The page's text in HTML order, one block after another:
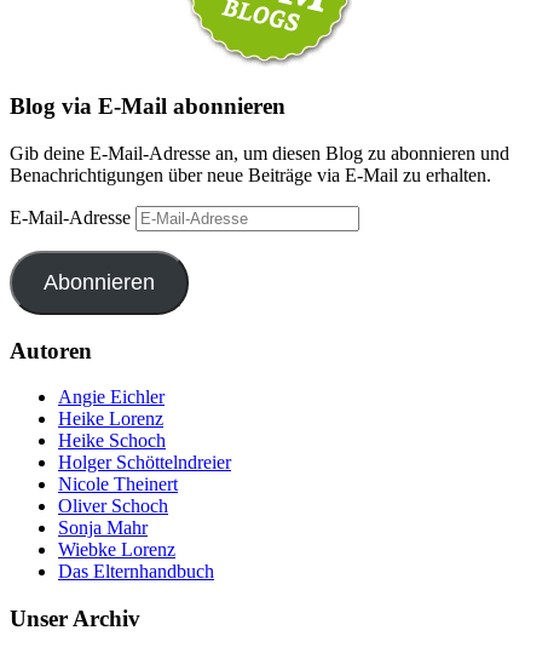
Blog via E-Mail abonnieren
Gib deine E-Mail-Adresse an, um diesen Blog zu abonnieren und
Benachrichtigungen über neue Beiträge via E-Mail zu erhalten.
E-Mail-Adresse
Abonnieren
Autoren
Angie Eichler
Heike Lorenz
Heike Schoch
Holger Schöttelndreier
Nicole Theinert
Oliver Schoch
Sonja Mahr
Wiebke Lorenz
Das Elternhandbuch
Unser Archiv